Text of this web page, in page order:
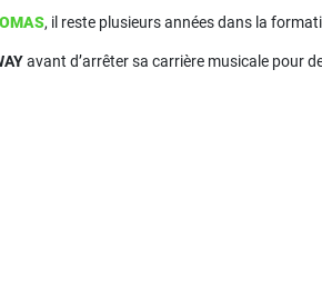
, il reste plusieurs années dans la
avant d’arrêter sa carrière musicale pour